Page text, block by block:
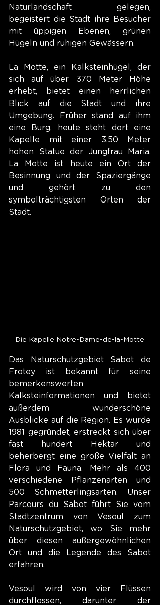
Naturlandschaft gelegen,
begeistert die Stadt ihre Besucher
mit üppigen Ebenen, grünen
Hügeln und ruhigen Gewässern.
La Motte, ein Kalksteinhügel, der
sich auf über 370 Meter Höhe
erhebt, bietet einen herrlichen
Blick auf die Stadt und ihre
Umgebung. Früher stand auf ihm
eine Burg, heute steht dort eine
Kapelle mit einer 3,50 Meter
hohen Statue der Jungfrau Maria.
La Motte ist heute ein Ort der
Besinnung und der Spaziergänge
und gehört zu den
symbolträchtigsten Orten der
Stadt.
Die Kapelle Notre-Dame-de-la-Motte
Das Naturschutzgebiet Sabot de
Frotey ist bekannt für seine
bemerkenswerten
Kalksteinformationen und bietet
außerdem wunderschöne
Ausblicke auf die Region. Es wurde
1981 gegründet, erstreckt sich über
fast hundert Hektar und
beherbergt eine große Vielfalt an
Flora und Fauna. Mehr als 400
verschiedene Pflanzenarten und
500 Schmetterlingsarten. Unser
Parcours du Sabot führt Sie vom
Stadtzentrum von Vesoul zum
Naturschutzgebiet, wo Sie mehr
über diesen außergewöhnlichen
Ort und die Legende des Sabot
erfahren.
Vesoul wird von vier Flüssen
durchflossen, darunter der